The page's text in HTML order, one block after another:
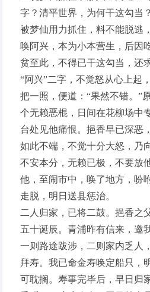
字？清平世界，为何干这勾当
被梦仙用力抓住，料不能脱逃
唤阿兴，本为小本营生，后因
贫至此，不得已干这勾当，还
“阿兴”二字，不觉怒从心上起
把一照，便道：“果然不错。”
个无赖恶棍，日间在花柳场中
台处见他痛恨。挹香早已深恶
如此不端，不觉十分大怒，乃
不安本分，无赖已极，不要放
他，至闹市中，唤了地方，吩
走脱，明日送县惩治。
二人归家，已将二鼓。挹香之
五十诞辰。青浦昨有信来，邀
一则路途跋涉，二则家内乏人
拜寿。我已命金寿唤定船只，
可耽搁。寿事完毕后，早日归